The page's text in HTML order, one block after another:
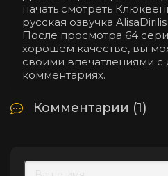
начать смотреть
русская озвучка
После просмотра 64
хорошем качестве, вы
своими впечатлениями с
комментариях.
Комментарии (1)